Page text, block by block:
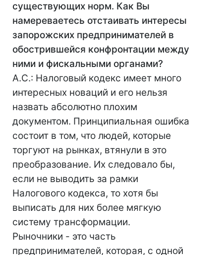
существующих норм. Как Вы
намереваетесь отстаивать интересы
запорожских предпринимателей в
обострившейся конфронтации между
ними и фискальными органами?
А.С.: Налоговый кодекс имеет много
интересных новаций и его нельзя
назвать абсолютно плохим
документом. Принципиальная ошибка
состоит в том, что людей, которые
торгуют на рынках, втянули в это
преобразование. Их следовало бы,
если не выводить за рамки
Налогового кодекса, то хотя бы
выписать для них более мягкую
систему трансформации.
Рыночники - это часть
предпринимателей, которая, с одной